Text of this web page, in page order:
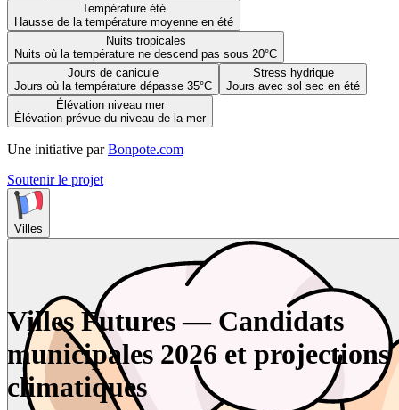
Température été
Hausse de la température moyenne en été
Nuits tropicales
Nuits où la température ne descend pas sous 20°C
Jours de canicule
Jours où la température dépasse 35°C
Stress hydrique
Jours avec sol sec en été
Élévation niveau mer
Élévation prévue du niveau de la mer
Une initiative par Bonpote.com
Soutenir le projet
Villes
Villes Futures — Candidats
municipales 2026 et projections
climatiques